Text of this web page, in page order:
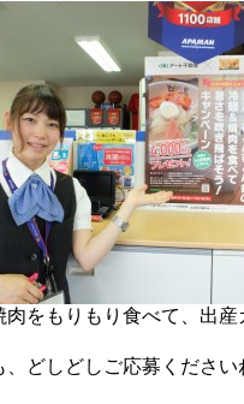
をもりもり食べて、出産
どしどしご応募ください